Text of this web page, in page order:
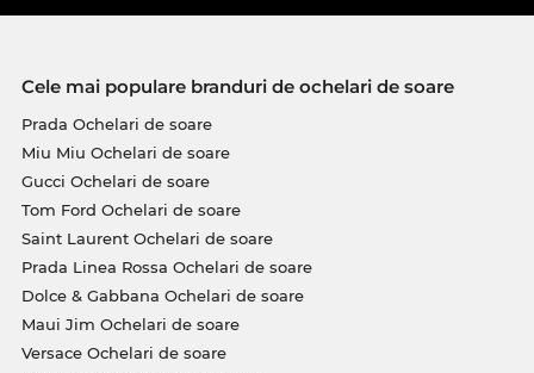
Cele mai populare branduri de ochelari de soare
Prada Ochelari de soare
Miu Miu Ochelari de soare
Gucci Ochelari de soare
Tom Ford Ochelari de soare
Saint Laurent Ochelari de soare
Prada Linea Rossa Ochelari de soare
Dolce & Gabbana Ochelari de soare
Maui Jim Ochelari de soare
Versace Ochelari de soare